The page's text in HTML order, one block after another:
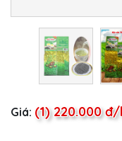
Giá: (1) 220.000